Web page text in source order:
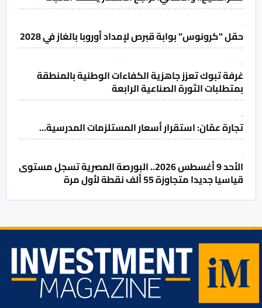
حقل "كرونوس" بوابة قبرص لإمداد أوروبا بالغاز في 2028
غرفة تبوك تعزز جاهزية الكفاءات الوطنية بالمنطقة
بمتطلبات الثورة الصناعية الرابعة
تجارة عمّان: استقرار أسعار المستلزمات المدرسية...
الأحد 9 أغسطس 2026.. البورصة المصرية تسجل مستوى
قياسيا جديدا متجاوزة 55 ألف نقطة لأول مرة